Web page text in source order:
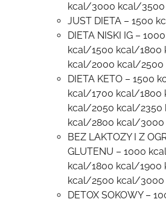
kcal/3000 kcal/
JUST DIETA – 1500
DIETA NISKI IG –
kcal/1500 kcal/1800
kcal/2000 kcal/
DIETA KETO – 1500
kcal/1700 kcal/1800
kcal/2050 kcal/2350
kcal/2800 kcal/3000
BEZ LAKTOZY I Z
GLUTENU – 1000
kcal/1800 kcal/1900
kcal/2500 kcal/3000
DETOX SOKOWY –